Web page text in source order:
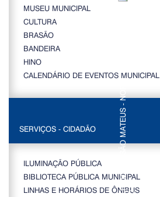
MUSEU MUNICIPAL
CULTURA
BRASÃO
BANDEIRA
HINO
CALENDÁRIO DE EVENTOS MUNICIPAL
SERVIÇOS - CIDADÃO
ILUMINAÇÃO PÚBLICA
BIBLIOTECA PÚBLICA MUNICIPAL
LINHAS E HORÁRIOS DE ÔNIBUS